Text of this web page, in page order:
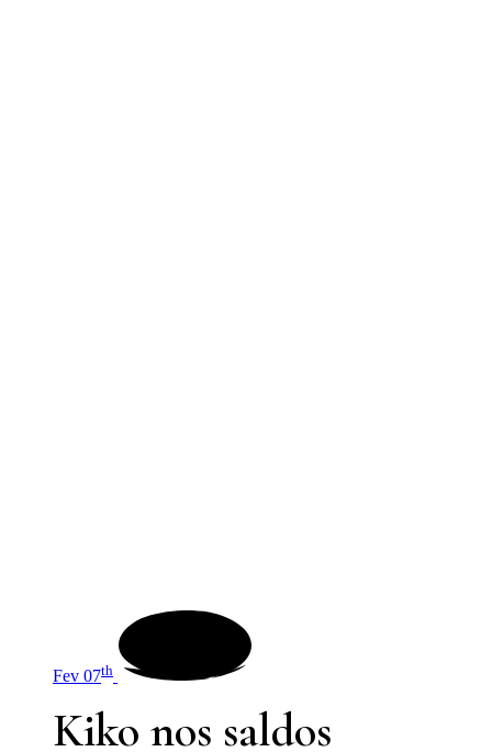
Fev 07th
Kiko nos saldos